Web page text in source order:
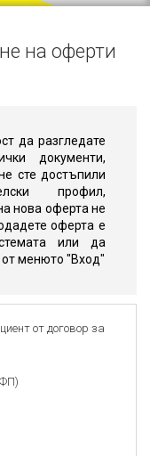
на оферти
да разгледате
документи,
сте достъпили
профил,
нова оферта не
оферта е
или да
менюто "Вход"
от договор за